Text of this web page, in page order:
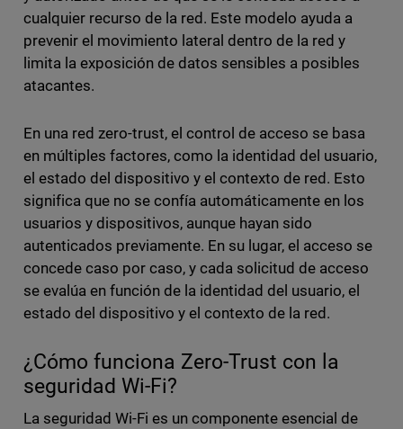
cualquier recurso de la red. Este modelo ayuda a
prevenir el movimiento lateral dentro de la red y
limita la exposición de datos sensibles a posibles
atacantes.
En una red zero-trust, el control de acceso se basa
en múltiples factores, como la identidad del usuario,
el estado del dispositivo y el contexto de red. Esto
significa que no se confía automáticamente en los
usuarios y dispositivos, aunque hayan sido
autenticados previamente. En su lugar, el acceso se
concede caso por caso, y cada solicitud de acceso
se evalúa en función de la identidad del usuario, el
estado del dispositivo y el contexto de la red.
¿Cómo funciona Zero-Trust con la
seguridad Wi-Fi?
La seguridad Wi-Fi es un componente esencial de